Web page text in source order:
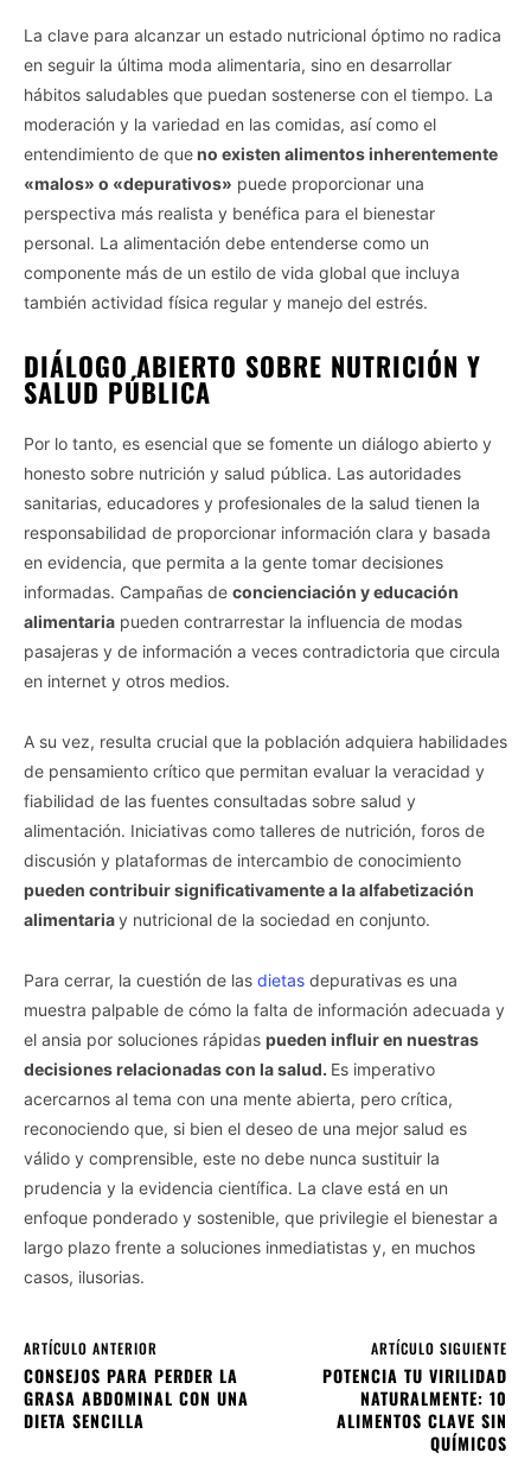
Downstream Participants that may further disclose it to other
third parties.
Personal Data Processing Opt Outs
I want to opt-out of the Sharing of my
Opted In
I want to opt-out of the Sale of my
Personal Data.
Opted In
I want to opt-out of processing my
Opted In
I want to opt-out of Collection, Use,
Personal Data that Is Unrelated with the
Purposes for which it was collected.
Opted Out
CONFIRM
La clave para alcanzar un estado nutricional óptimo no radica
en seguir la última moda alimentaria, sino en desarrollar
hábitos saludables que puedan sostenerse con el tiempo. La
moderación y la variedad en las comidas, así como el
entendimiento de queno existen alimentos inherentemente
«malos» o «depurativos» puede proporcionar una
perspectiva más realista y benéfica para el bienestar
personal. La alimentación debe entenderse como un
componente más de un estilo de vida global que incluya
también actividad física regular y manejo del estrés.
DIÁLOGO ABIERTO SOBRE NUTRICIÓN Y
SALUD PÚBLICA
Por lo tanto, es esencial que se fomente un diálogo abierto y
honesto sobre nutrición y salud pública. Las autoridades
sanitarias, educadores y profesionales de la salud tienen la
responsabilidad de proporcionar información clara y basada
en evidencia, que permita a la gente tomar decisiones
informadas. Campañas de concienciación y educación
alimentaria pueden contrarrestar la influencia de modas
pasajeras y de información a veces contradictoria que circula
en internet y otros medios.
A su vez, resulta crucial que la población adquiera habilidades
de pensamiento crítico que permitan evaluar la veracidad y
fiabilidad de las fuentes consultadas sobre salud y
alimentación. Iniciativas como talleres de nutrición, foros de
discusión y plataformas de intercambio de conocimiento
pueden contribuir significativamente a la alfabetización
alimentariay nutricional de la sociedad en conjunto.
Para cerrar, la cuestión de las dietas depurativas es una
muestra palpable de cómo la falta de información adecuada y
el ansia por soluciones rápidas pueden influir en nuestras
decisiones relacionadas con la salud. Es imperativo
acercarnos al tema con una mente abierta, pero crítica,
reconociendo que, si bien el deseo de una mejor salud es
válido y comprensible, este no debe nunca sustituir la
prudencia y la evidencia científica. La clave está en un
enfoque ponderado y sostenible, que privilegie el bienestar a
largo plazo frente a soluciones inmediatistas y, en muchos
casos, ilusorias.
ARTÍCULO ANTERIOR
CONSEJOS PARA PERDER LA
GRASA ABDOMINAL CON UNA
DIETA SENCILLA
ARTÍCULO SIGUIENTE
POTENCIA TU VIRILIDAD
NATURALMENTE: 10
ALIMENTOS CLAVE SIN
QUÍMICOS